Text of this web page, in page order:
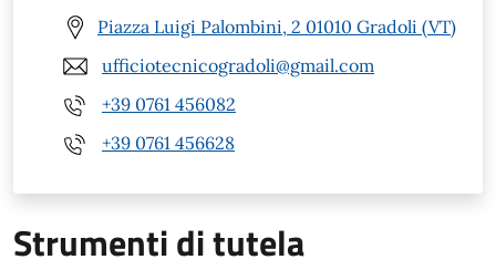
Piazza Luigi Palombini, 2 01010 Gradoli (VT)
ufficiotecnicogradoli@gmail.com
+39 0761 456082
+39 0761 456628
Strumenti di tutela